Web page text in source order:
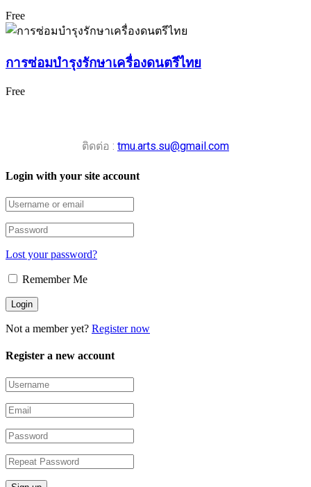
Free
การซ่อมบำรุงรักษาเครื่องดนตรีไทย
Free
ติดต่อ : tmu.arts.su@gmail.com
Login with your site account
Lost your password?
Remember Me
Not a member yet? Register now
Register a new account